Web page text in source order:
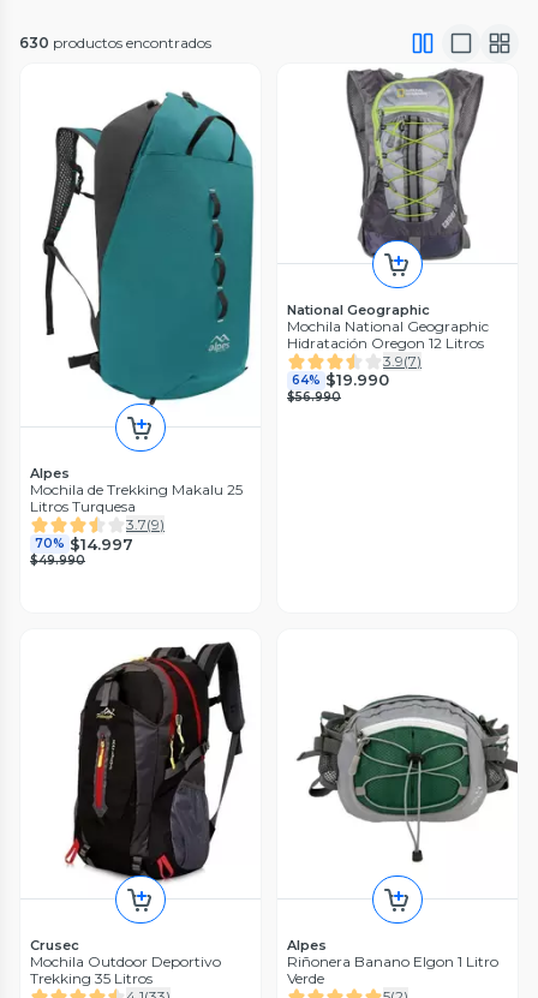
630 productos encontrados
Alpes
Mochila de Trekking Makalu 25
Litros Turquesa
3.7(9)
70% $14.997
$49.990
National Geographic
Mochila National Geographic
Hidratación Oregon 12 Litros
3.9(7)
64% $19.990
$56.990
Crusec
Mochila Outdoor Deportivo
Trekking 35 Litros
Alpes
Riñonera Banano Elgon 1 Litro
Verde